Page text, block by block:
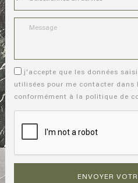
j'accepte que les données
utilisées pour me contacter dans
conformément à la politique de
ENVOYER